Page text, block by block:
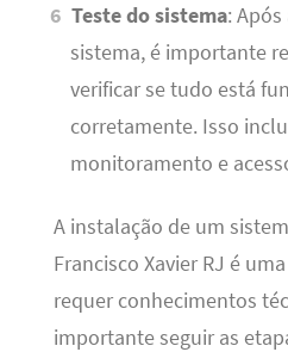
Teste do sistema:
sistema, é importante
verificar se tudo está
corretamente. Isso
monitoramento e
A instalação de um
Francisco Xavier RJ é
requer conhecimentos
importante seguir as